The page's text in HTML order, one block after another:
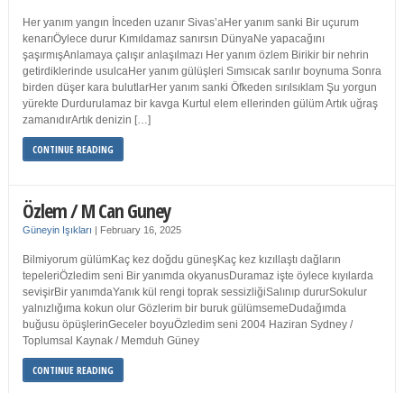
Her yanım yangın İnceden uzanır Sivas’aHer yanım sanki Bir uçurum
kenarıÖylece durur Kımıldamaz sanırsın DünyaNe yapacağını
şaşırmışAnlamaya çalışır anlaşılmazı Her yanım özlem Birikir bir nehrin
getirdiklerinde usulcaHer yanım gülüşleri Sımsıcak sarılır boynuma Sonra
birden düşer kara bulutlarHer yanım sanki Öfkeden sırılsıklam Şu yorgun
yürekte Durdurulamaz bir kavga Kurtul elem ellerinden gülüm Artık uğraş
zamanıdırArtık denizin […]
CONTINUE READING
Özlem / M Can Guney
Güneyin Işıkları | February 16, 2025
Bilmiyorum gülümKaç kez doğdu güneşKaç kez kızıllaştı dağların
tepeleriÖzledim seni Bir yanımda okyanusDuramaz işte öylece kıyılarda
sevişirBir yanımdaYanık kül rengi toprak sessizliğiSalınıp dururSokulur
yalnızlığıma kokun olur Gözlerim bir buruk gülümsemeDudağımda
buğusu öpüşlerinGeceler boyuÖzledim seni 2004 Haziran Sydney /
Toplumsal Kaynak / Memduh Güney
CONTINUE READING